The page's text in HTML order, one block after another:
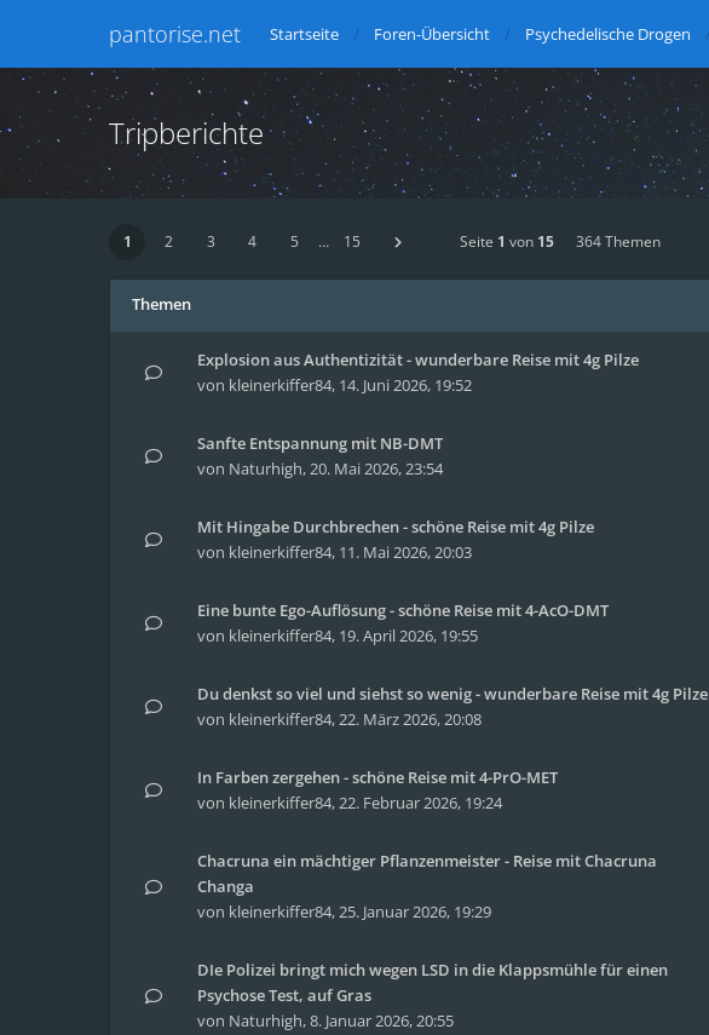
pantorise.net Startseite Foren-Übersicht Psychedelische Drogen
Tripberichte
1 2 3 4 5 … 15 Seite 1 von 15 364 Themen
Themen
Explosion aus Authentizität - wunderbare Reise mit 4g Pilze
von kleinerkiffer84, 14. Juni 2026, 19:52
Sanfte Entspannung mit NB-DMT
von Naturhigh,20. Mai 2026, 23:54
Mit Hingabe Durchbrechen - schöne Reise mit 4g Pilze
von kleinerkiffer84, 11. Mai 2026, 20:03
Eine bunte Ego-Auflösung - schöne Reise mit 4-AcO-DMT
von kleinerkiffer84, 19. April 2026, 19:55
Du denkst so viel und siehst so wenig - wunderbare Reise mit 4g Pilze
von kleinerkiffer84,22. März 2026, 20:08
In Farben zergehen - schöne Reise mit 4-PrO-MET
von kleinerkiffer84,22. Februar 2026, 19:24
Chacruna ein mächtiger Pflanzenmeister - Reise mit Chacruna
Changa
von kleinerkiffer84,25. Januar 2026, 19:29
DIe Polizei bringt mich wegen LSD in die Klappsmühle für einen
Psychose Test, auf Gras
von Naturhigh,8. Januar 2026, 20:55